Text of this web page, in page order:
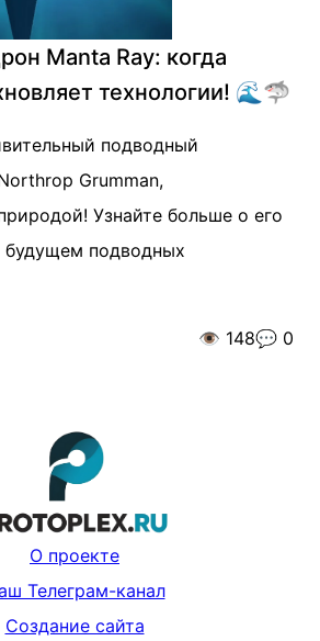
Manta Ray: когда
технологии! 🌊🦈
подводный
Grumman,
Узнайте больше о его
подводных
👁️ 148💬 0
О проекте
Телеграм-канал
Создание сайта